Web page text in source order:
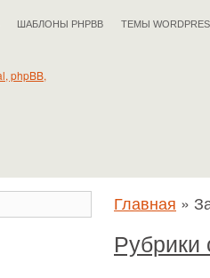
ШАБЛОНЫ PHPBB ТЕМЫ
Главная »
Рубрики